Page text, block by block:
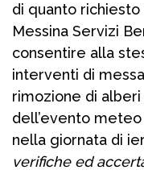
di quanto
Messina Servizi
consentire alla
interventi di
rimozione di
dell’evento
nella giornata di
verifiche ed